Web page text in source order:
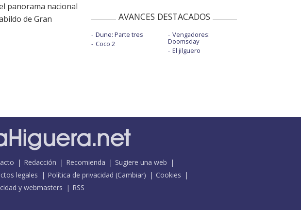
panorama nacional
de Gran
AVANCES DESTACADOS
Dune: Parte tres
Coco 2
Vengadores:
Doomsday
El jilguero
Redacción Recomienda
Sugiere una web
legales
Política de privacidad (Cambiar)
Cookies
y webmasters
RSS